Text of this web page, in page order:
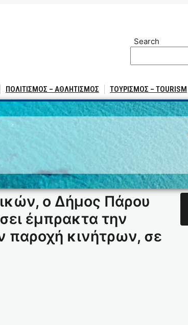
Search
ΠΟΛΙΤΙΣΜΟΣ – ΑΘΛΗΤΙΣΜΟΣ ΤΟΥΡΙΣΜΟΣ – TOURISM
ο Δήμος Πάρου
έμπρακτα την
παροχή κινήτρων, σε